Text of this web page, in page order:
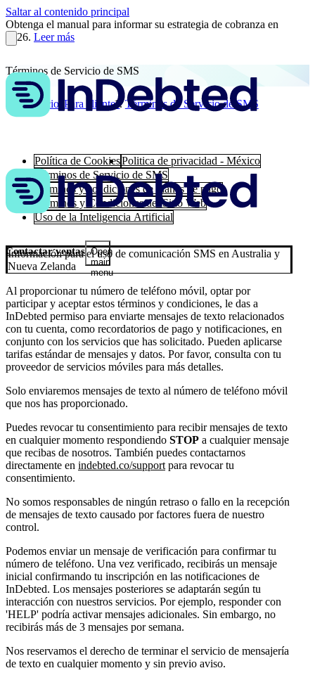
Saltar al contenido principal
Obtenga el manual para informar su estrategia de cobranza en
2026. Leer más
Contactar ventas Open
main
menu
Términos de Servicio de SMS
Inicio Para clientes Términos de Servicio de SMS
Política de CookiesPolitica de privacidad - México
Términos de Servicio de SMS
Terminos y condiciones de planes de pago
Términos y Condiciones del Sitio Web
Uso de la Inteligencia Artificial
Información para el uso de comunicación SMS en Australia y
Nueva Zelanda
Al proporcionar tu número de teléfono móvil, optar por
participar y aceptar estos términos y condiciones, le das a
InDebted permiso para enviarte mensajes de texto relacionados
con tu cuenta, como recordatorios de pago y notificaciones, en
conjunto con los servicios que has solicitado. Pueden aplicarse
tarifas estándar de mensajes y datos. Por favor, consulta con tu
proveedor de servicios móviles para más detalles.
Solo enviaremos mensajes de texto al número de teléfono móvil
que nos has proporcionado.
Puedes revocar tu consentimiento para recibir mensajes de texto
en cualquier momento respondiendo STOP a cualquier mensaje
que recibas de nosotros. También puedes contactarnos
directamente en indebted.co/support para revocar tu
consentimiento.
No somos responsables de ningún retraso o fallo en la recepción
de mensajes de texto causado por factores fuera de nuestro
control.
Podemos enviar un mensaje de verificación para confirmar tu
número de teléfono. Una vez verificado, recibirás un mensaje
inicial confirmando tu inscripción en las notificaciones de
InDebted. Los mensajes posteriores se adaptarán según tu
interacción con nuestros servicios. Por ejemplo, responder con
'HELP' podría activar mensajes adicionales. Sin embargo, no
recibirás más de 3 mensajes por semana.
Nos reservamos el derecho de terminar el servicio de mensajería
de texto en cualquier momento y sin previo aviso.